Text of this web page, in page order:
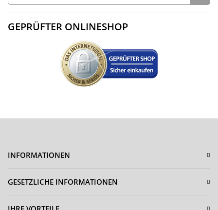
GEPRÜFTER ONLINESHOP
INFORMATIONEN
GESETZLICHE INFORMATIONEN